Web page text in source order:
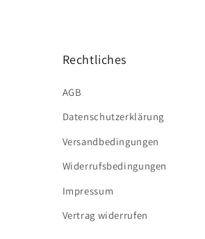
Rechtliches
AGB
Datenschutzerklärung
Versandbedingungen
Widerrufsbedingungen
Impressum
Vertrag widerrufen